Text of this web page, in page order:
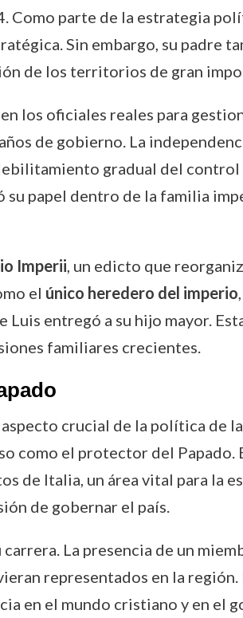
Como parte de la estrategia
Sin embargo, su padre
de los territorios de gran
los oficiales reales para
de gobierno. La
gradual del
papel dentro de la familia
Imperii, un edicto que
el único heredero del imperio
entregó a su hijo mayor.
familiares crecientes.
crucial de la política de
como el protector del
de Italia, un área vital para la
de gobernar el país.
La presencia de un
representados en la
en el mundo cristiano y en